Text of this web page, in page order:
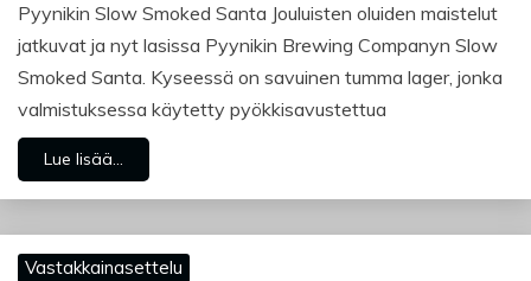
Pyynikin Slow Smoked Santa Jouluisten oluiden maistelut
jatkuvat ja nyt lasissa Pyynikin Brewing Companyn Slow
Smoked Santa. Kyseessä on savuinen tumma lager, jonka
valmistuksessa käytetty pyökkisavustettua
Lue lisää...
Vastakkainasettelu